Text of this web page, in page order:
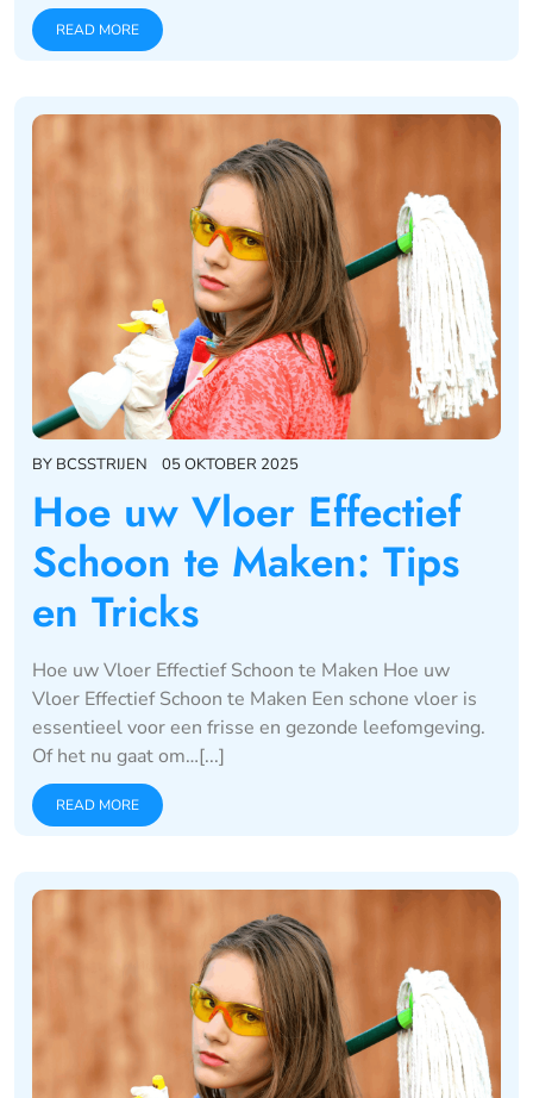
READ MORE
BY BCSSTRIJEN 05 OKTOBER 2025
Hoe uw Vloer Effectief
Schoon te Maken: Tips
en Tricks
Hoe uw Vloer Effectief Schoon te Maken Hoe uw
Vloer Effectief Schoon te Maken Een schone vloer is
essentieel voor een frisse en gezonde leefomgeving.
Of het nu gaat om…[...]
READ MORE